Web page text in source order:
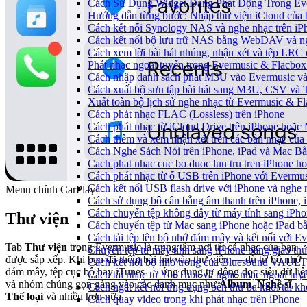
Cách Sử Dụng Widget Đang Phát Động Trong
Hướng dẫn từng bước: Nhập thư viện iCloud của
Cách kết nối Synology NAS và nghe nhạc trên
Cách kết nối bộ lưu trữ NAS bằng WebDAV và
Cách xem lời bài hát nhúng, nhận xét và tệp LRC
Phát nhạc ngoại tuyến trong Evermusic &
Cách nhập danh sách phát M3U vào Evermusic
Cách xuất bộ sưu tập bài hát sang M3U, CSV
Xuất toàn bộ lịch sử nghe nhạc từ Evermusic &
Cách phát nhạc FLAC (Lossless) trên iPhone
Cách phát nhạc từ iCloud Drive trên iPhone hoặc
Cách thêm và xem nhận xét trên các bản nhạc
Cách Nghe Sách Nói trên iPhone, iPad và Mac
Cach phat nhac cuc bo duoc luu tru tren iPhone
Cách phát nhạc từ ổ USB trên iPhone với
Cách kết nối USB flash drive với iPhone và nghe
Cách sử dụng bộ cân bằng âm thanh trên
Cách chuyển tệp không dây từ máy tính sang
Cách chuyển tệp từ Mac sang iPhone hoặc iPad
Cách tải tệp lên bộ nhớ đám mây và kết nối với
Chuyển tệp từ máy tính sang iPhone bằng giao
Cách kết nối bộ nhớ trong của Bluesound
Cách tải nhạc từ YouTube và nghe nhạc ngoại
Cách ngắt kết nối ứng dụng bên thứ ba khỏi tài
Cách quay video trong khi phát nhạc trên iPhone
Menu chính CarPlay
Thư viện
Tab Thư viện trong Evermusic là trung tâm nơi tất cả nhạc của bạn
được sắp xếp. Khi bạn đã thêm bài hát vào thư viện — dù từ bộ nhớ
đám mây, tệp cục bộ hay iTunes — ứng dụng tự động đọc siêu dữ
và nhóm chúng gọn gàng vào các danh mục nhưAlbum,Nghệ sĩ,
Thể loạivà nhiều hơn nữa.